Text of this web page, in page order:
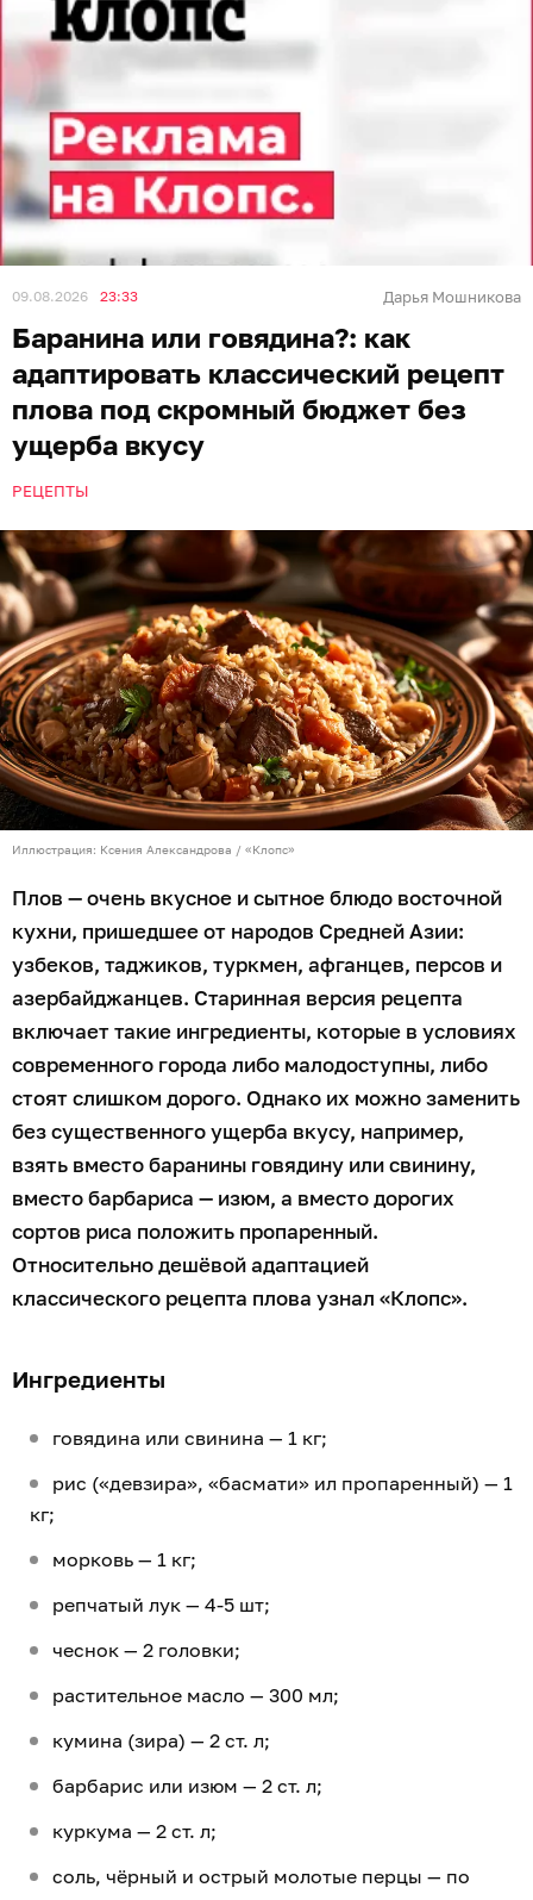
09.08.2026 23:33 Дарья Мошникова
Баранина или говядина?: как
адаптировать классический рецепт
плова под скромный бюджет без
ущерба вкусу
РЕЦЕПТЫ
Иллюстрация: Ксения Александрова / «Клопс»
Плов — очень вкусное и сытное блюдо восточной
кухни, пришедшее от народов Средней Азии:
узбеков, таджиков, туркмен, афганцев, персов и
азербайджанцев. Старинная версия рецепта
включает такие ингредиенты, которые в условиях
современного города либо малодоступны, либо
стоят слишком дорого. Однако их можно заменить
без существенного ущерба вкусу, например,
взять вместо баранины говядину или свинину,
вместо барбариса — изюм, а вместо дорогих
сортов риса положить пропаренный.
Относительно дешёвой адаптацией
классического рецепта плова узнал «Клопс».
Ингредиенты
говядина или свинина — 1 кг;
рис («девзира», «басмати» ил пропаренный) — 1
кг;
морковь — 1 кг;
репчатый лук — 4-5 шт;
чеснок — 2 головки;
растительное масло — 300 мл;
кумина (зира) — 2 ст. л;
барбарис или изюм — 2 ст. л;
куркума — 2 ст. л;
соль, чёрный и острый молотые перцы — по